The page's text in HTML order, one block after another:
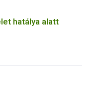
hatálya alatt